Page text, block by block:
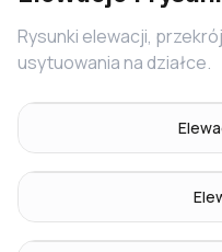
Rysunki elewacji,
usytuowania na działce.